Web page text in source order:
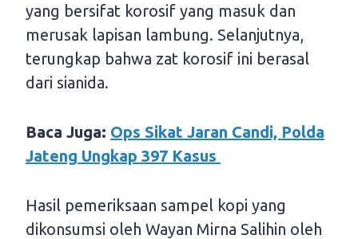
yang bersifat korosif yang masuk dan
merusak lapisan lambung. Selanjutnya,
terungkap bahwa zat korosif ini berasal
dari sianida.
Baca Juga: Ops Sikat Jaran Candi, Polda
Jateng Ungkap 397 Kasus
Hasil pemeriksaan sampel kopi yang
dikonsumsi oleh Wayan Mirna Salihin oleh